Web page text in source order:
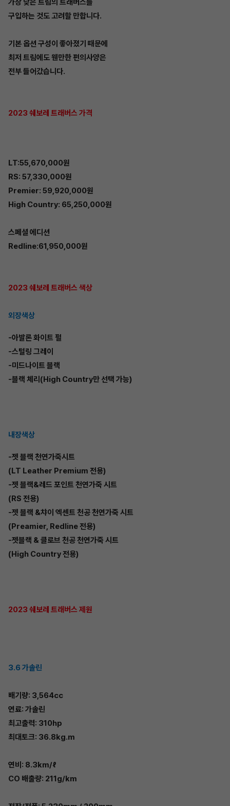
가장 낮은 트림의 트래버스를
구입하는 것도 고려할 만합니다.
기본 옵션 구성이 좋아졌기 때문에
최저 트림에도 웬만한 편의사양은
전부 들어갔습니다.
2023 쉐보레 트래버스 가격
LT:55,670,000원
RS: 57,330,000원
Premier: 59,920,000원
High Country: 65,250,000원
스페셜 에디션
Redline:61,950,000원
2023 쉐보레 트래버스 색상
외장색상
-아발론 화이트 펄
-스털링 그레이
-미드나이트 블랙
-블랙 체리(High Country만 선택 가능)
내장색상
-젯 블랙 천연가죽시트
(LT Leather Premium 전용)
-젯 블랙&레드 포인트 천연가죽 시트
(RS 전용)
-젯 블랙 &챠이 엑센트 천공 천연가죽 시트
(Preamier, Redline 전용)
-젯블랙 & 클로브 천공 천연가죽 시트
(High Country 전용)
2023 쉐보레 트래버스 제원
3.6 가솔린
배기량: 3,564cc
연료: 가솔린
최고출력: 310hp
최대토크: 36.8kg.m
연비: 8.3km/ℓ
CO 배출량: 211g/km